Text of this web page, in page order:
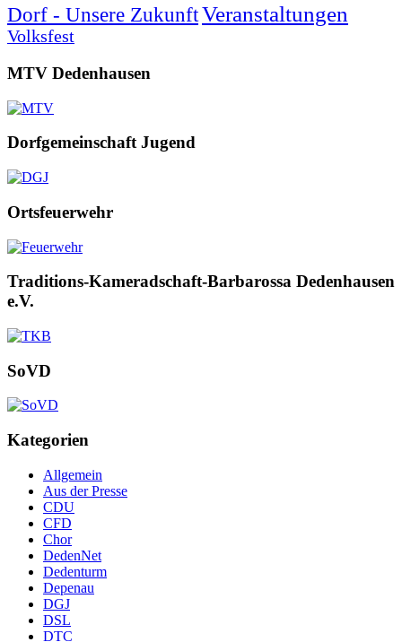
Dorf - Unsere ZukunftVeranstaltungen
Volksfest
MTV Dedenhausen
Dorfgemeinschaft Jugend
Ortsfeuerwehr
Traditions-Kameradschaft-Barbarossa Dedenhausen
e.V.
SoVD
Kategorien
Allgemein
Aus der Presse
CDU
CFD
Chor
DedenNet
Dedenturm
Depenau
DGJ
DSL
DTC